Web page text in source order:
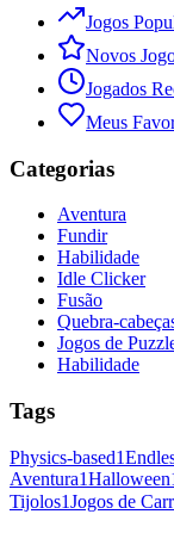
Jogos
Novos
Jogados
Meus
Categorias
Aventura
Fundir
Habilidade
Idle Clicker
Fusão
Quebra-
Jogos de
Habilidade
Tags
Physics-based1
Aventura1Halloween
Tijolos1Jogos de